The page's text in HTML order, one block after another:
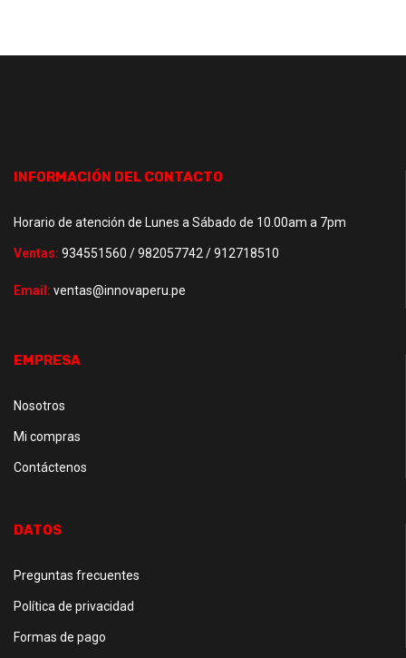
INFORMACIÓN DEL CONTACTO
Horario de atención de Lunes a Sábado de 10.00am a 7pm
Ventas: 934551560 / 982057742 / 912718510
Email: ventas@innovaperu.pe
EMPRESA
Nosotros
Mi compras
Contáctenos
DATOS
Preguntas frecuentes
Política de privacidad
Formas de pago